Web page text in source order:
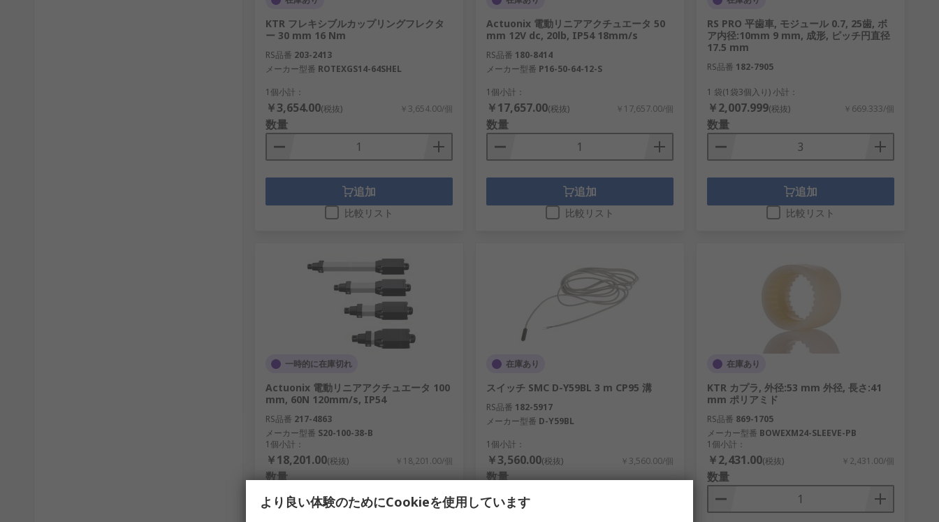
KTR フレキシブルカップリングフレクタ
ー 30 mm 16 Nm
RS品番 203-2413
メーカー型番 ROTEXGS14-64SHEL
1個小計：
￥3,654.00(税抜) ￥3,654.00/個
数量
追加
比較リスト
Actuonix 電動リニアアクチュエータ 50
mm 12V dc, 20lb, IP54 18mm/s
RS品番 180-8414
メーカー型番 P16-50-64-12-S
1個小計：
￥17,657.00(税抜) ￥17,657.00/個
数量
追加
比較リスト
RS PRO 平歯車, モジュール 0.7, 25歯, ボ
ア内径:10mm 9 mm, 成形, ピッチ円直径
17.5 mm
RS品番 182-7905
1 袋(1袋3個入り) 小計：
￥2,007.999(税抜) ￥669.333/個
数量
追加
比較リスト
一時的に在庫切れ
Actuonix 電動リニアアクチュエータ 100
mm, 60N 120mm/s, IP54
RS品番 217-4863
メーカー型番 S20-100-38-B
1個小計：
￥18,201.00(税抜) ￥18,201.00/個
数量
在庫あり
スイッチ SMC D-Y59BL 3 m CP95 溝
RS品番 182-5917
メーカー型番 D-Y59BL
1個小計：
￥3,560.00(税抜) ￥3,560.00/個
数量
在庫あり
KTR カプラ, 外径:53 mm 外径, 長さ:41
mm ポリアミド
RS品番 869-1705
メーカー型番 BOWEXM24-SLEEVE-PB
1個小計：
￥2,431.00(税抜) ￥2,431.00/個
数量
より良い体験のためにCookieを使用しています